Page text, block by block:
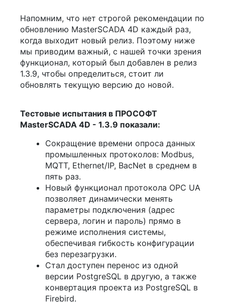
Напомним, что нет строгой рекомендации по
обновлению MasterSCADA 4D каждый раз,
когда выходит новый релиз. Поэтому ниже
мы приводим важный, с нашей точки зрения
функционал, который был добавлен в релиз
1.3.9, чтобы определиться, стоит ли
обновлять текущую версию до новой.
Тестовые испытания в ПРОСОФТ
MasterSCADA 4D - 1.3.9 показали:
Сокращение времени опроса данных
промышленных протоколов: Modbus,
MQTT, Ethernet/IP, BacNet в среднем в
пять раз.
Новый функционал протокола OPC UA
позволяет динамически менять
параметры подключения (адрес
сервера, логин и пароль) прямо в
режиме исполнения системы,
обеспечивая гибкость конфигурации
без перезагрузки.
Стал доступен перенос из одной
версии PostgreSQL в другую, а также
конвертация проекта из PostgreSQL в
Firebird.